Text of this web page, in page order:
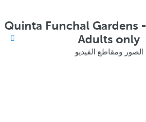
معرض الصور Quinta Funchal Gardens -
Adults only
الصور ومقاطع الفيديو